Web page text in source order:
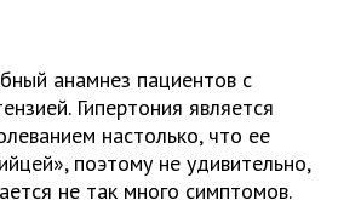
анамнез пациентов с
Гипертония является
настолько, что ее
поэтому не удивительно,
не так много симптомов.